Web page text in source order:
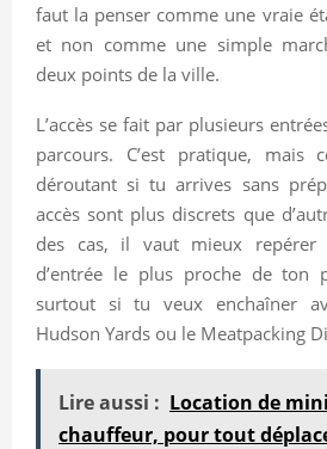
faut la penser comme une vraie
et non comme une simple
deux points de la ville.
L’accès se fait par plusieurs
parcours. C’est pratique, mais
déroutant si tu arrives sans
accès sont plus discrets que
des cas, il vaut mieux repérer
d’entrée le plus proche de ton
surtout si tu veux enchaîner
Hudson Yards ou le Meatpacking
Lire aussi : Location de
chauffeur, pour tout